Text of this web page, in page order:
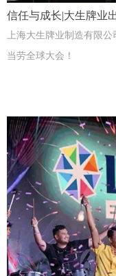
信任与成长|大生牌业
上海大生牌业制造有限
当劳全球大会！